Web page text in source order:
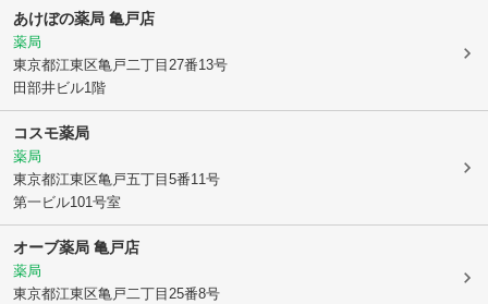
あけぼの薬局 亀戸店
薬局
東京都江東区亀戸二丁目27番13号
田部井ビル1階
コスモ薬局
薬局
東京都江東区亀戸五丁目5番11号
第一ビル101号室
オーブ薬局 亀戸店
薬局
東京都江東区亀戸二丁目25番8号